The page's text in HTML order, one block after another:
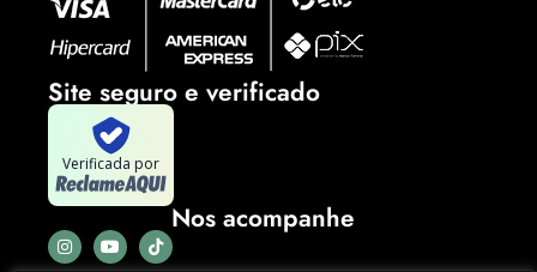
Site seguro e verificado
Verificada por
Nos acompanhe